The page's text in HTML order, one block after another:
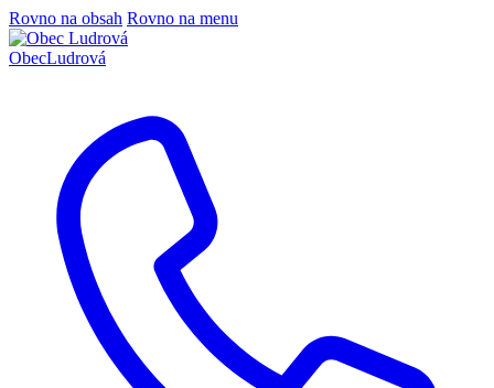
Rovno na obsah Rovno na menu
ObecLudrová